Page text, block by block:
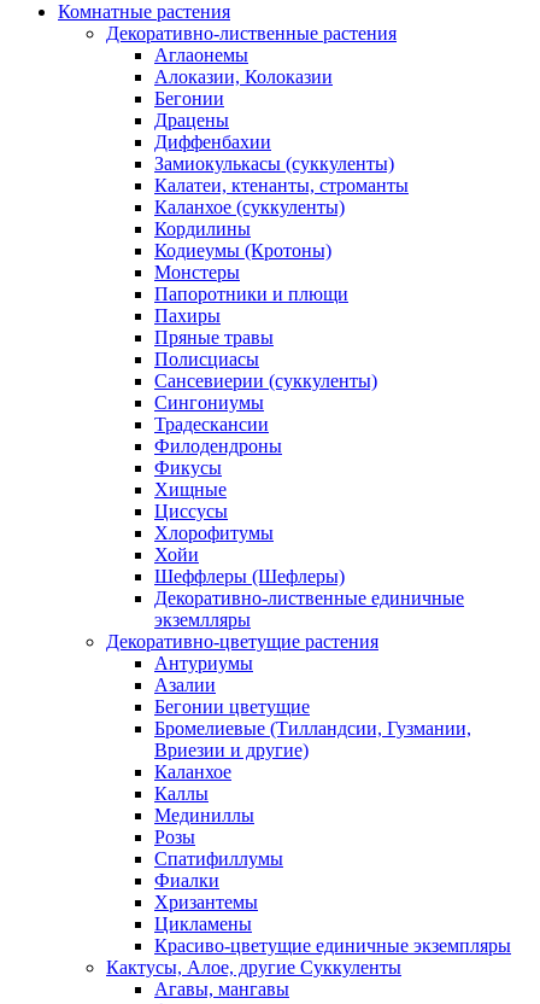
Комнатные растения
Декоративно-лиственные растения
Аглаонемы
Алоказии, Колоказии
Бегонии
Драцены
Диффенбахии
Замиокулькасы (суккуленты)
Калатеи, ктенанты, строманты
Каланхое (суккуленты)
Кордилины
Кодиеумы (Кротоны)
Монстеры
Папоротники и плющи
Пахиры
Пряные травы
Полисциасы
Сансевиерии (суккуленты)
Сингониумы
Традескансии
Филодендроны
Фикусы
Хищные
Циссусы
Хлорофитумы
Хойи
Шеффлеры (Шефлеры)
Декоративно-лиственные единичные
экземлляры
Декоративно-цветущие растения
Антуриумы
Азалии
Бегонии цветущие
Бромелиевые (Тилландсии, Гузмании,
Вриезии и другие)
Каланхое
Каллы
Мединиллы
Розы
Спатифиллумы
Фиалки
Хризантемы
Цикламены
Красиво-цветущие единичные экземпляры
Кактусы, Алое, другие Суккуленты
Агавы, мангавы